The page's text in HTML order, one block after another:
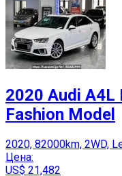
2020 Audi A4L
Fashion Model
2020, 82000km, 2WD,
Цена:
US$ 21,482